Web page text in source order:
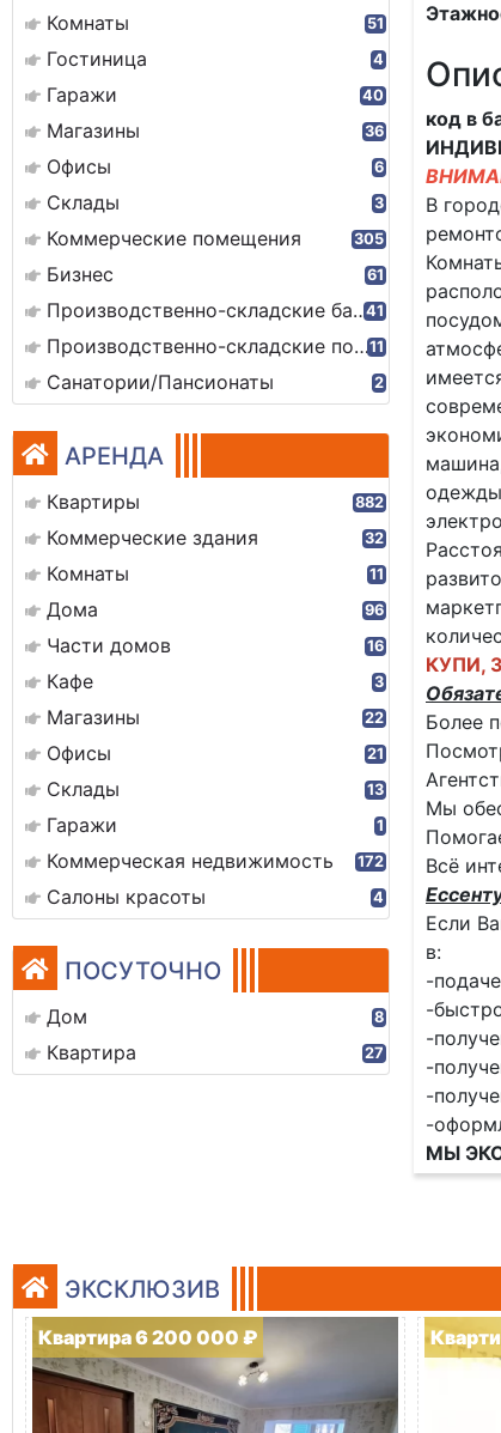
Комнаты 51
Гостиница 4
Гаражи 40
Магазины 36
Офисы 6
Склады 3
Коммерческие помещения 305
Бизнес 61
Производственно-складские базы41
Производственно-складские помещения11
Санатории/Пансионаты 2
АРЕНДА
Квартиры 882
Коммерческие здания 32
Комнаты 11
Дома 96
Части домов 16
Кафе 3
Магазины 22
Офисы 21
Склады 13
Гаражи 1
Коммерческая недвижимость 172
Салоны красоты 4
ПОСУТОЧНО
Дом 8
Квартира 27
код в
В
одежды
КУПИ,
Более
Мы
Всё
Если
в:
-
-
-
-
-
-
МЫ
ЭКСКЛЮЗИВ
Квартира 6 200 000 ₽